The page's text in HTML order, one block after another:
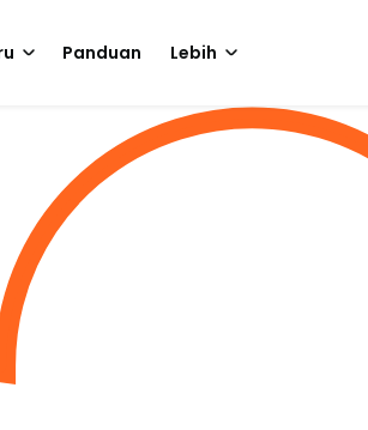
Panduan Lebih